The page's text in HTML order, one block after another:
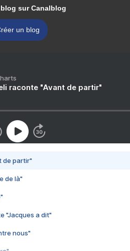
sur Canalblog
un blog
raconte "Avant de partir"
de partir"
de là"
"Jacques a dit"
nous"